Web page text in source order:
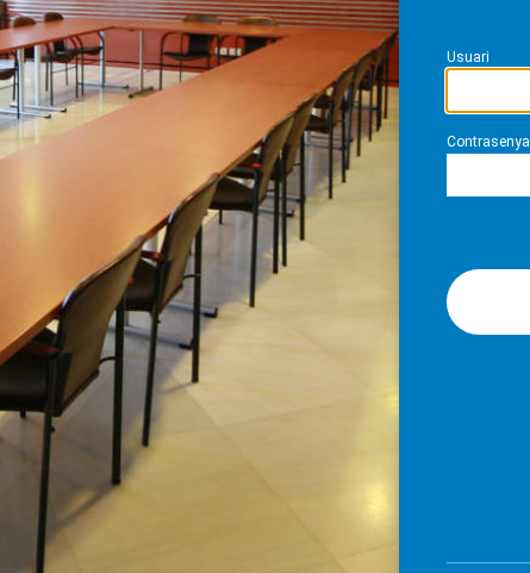
Usuari
Contrasenya